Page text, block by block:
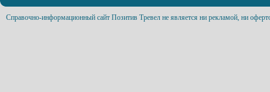
Справочно-информационный сайт Позитив Тревел не является ни рекламой, ни